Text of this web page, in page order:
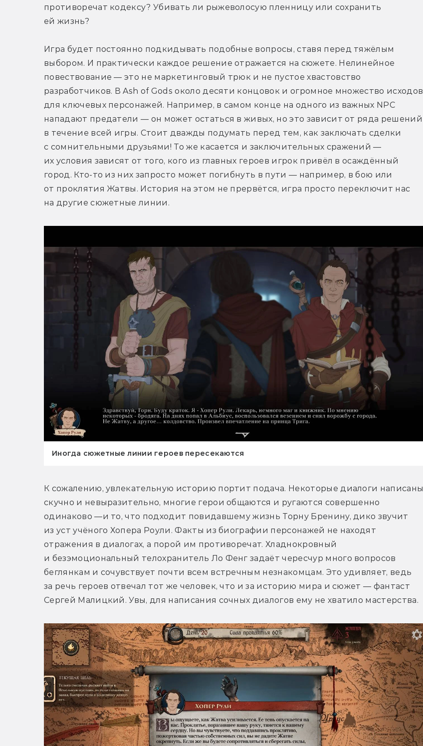
противоречат кодексу? Убивать ли рыжеволосую пленницу или сохранить
ей жизнь?
Игра будет постоянно подкидывать подобные вопросы, ставя перед тяжёлым
выбором. И практически каждое решение отражается на сюжете. Нелинейное
повествование — это не маркетинговый трюк и не пустое хвастовство
разработчиков. В Ash of Gods около десяти концовок и огромное множество исходов
для ключевых персонажей. Например, в самом конце на одного из важных NPC
нападают предатели — он может остаться в живых, но это зависит от ряда решений
в течение всей игры. Стоит дважды подумать перед тем, как заключать сделки
с сомнительными друзьями! То же касается и заключительных сражений —
их условия зависят от того, кого из главных героев игрок привёл в осаждённый
город. Кто-то из них запросто может погибнуть в пути — например, в бою или
от проклятия Жатвы. История на этом не прервётся, игра просто переключит нас
на другие сюжетные линии.
Иногда сюжетные линии героев пересекаются
К сожалению, увлекательную историю портит подача. Некоторые диалоги написаны
скучно и невыразительно, многие герои общаются и ругаются совершенно
одинаково —и то, что подходит повидавшему жизнь Торну Бренину, дико звучит
из уст учёного Хопера Роули. Факты из биографии персонажей не находят
отражения в диалогах, а порой им противоречат. Хладнокровный
и безэмоциональный телохранитель Ло Фенг задаёт чересчур много вопросов
беглянкам и сочувствует почти всем встречным незнакомцам. Это удивляет, ведь
за речь героев отвечал тот же человек, что и за историю мира и сюжет — фантаст
Сергей Малицкий. Увы, для написания сочных диалогов ему не хватило мастерства.